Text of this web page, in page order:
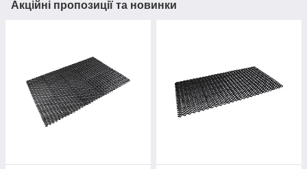
Акційні пропозиції та новинки